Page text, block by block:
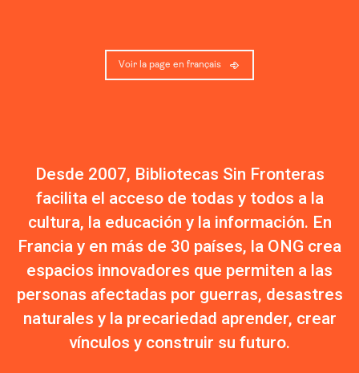
Voir la page en français
Desde 2007, Bibliotecas Sin Fronteras
facilita el acceso de todas y todos a la
cultura, la educación y la información. En
Francia y en más de 30 países, la ONG crea
espacios innovadores que permiten a las
personas afectadas por guerras, desastres
naturales y la precariedad aprender, crear
vínculos y construir su futuro.